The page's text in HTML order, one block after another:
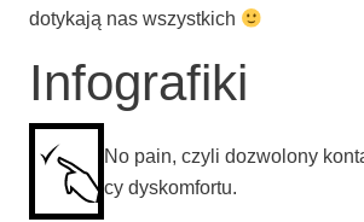
doty­ka­ją nas wszystkich
Infografiki
No pain, czy­li dozwo­lo­ny
cy dyskomfortu.